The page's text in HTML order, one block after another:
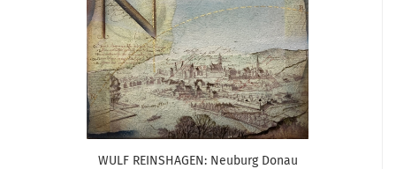
WULF REINSHAGEN: Neuburg Donau